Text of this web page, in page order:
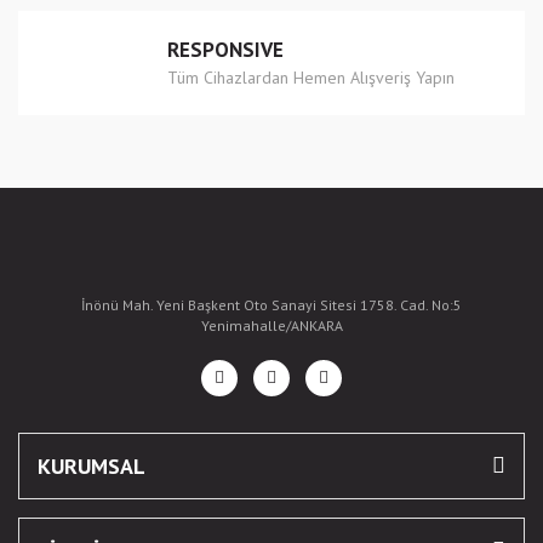
RESPONSIVE
Tüm Cihazlardan Hemen Alışveriş Yapın
İnönü Mah. Yeni Başkent Oto Sanayi Sitesi 1758. Cad. No:5
Yenimahalle/ANKARA
KURUMSAL